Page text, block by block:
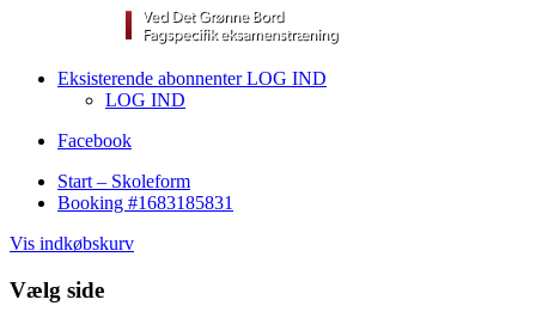
Eksisterende abonnenter LOG IND
LOG IND
Facebook
Start – Skoleform
Booking #1683185831
Vis indkøbskurv
Vælg side